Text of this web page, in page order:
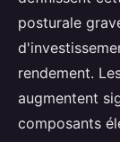
posturale
rendement.
augmentent
composants